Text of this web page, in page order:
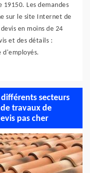
19150. Les demandes
sur le site Internet de
en moins de 24
et des détails :
secteurs
travaux de
pas cher